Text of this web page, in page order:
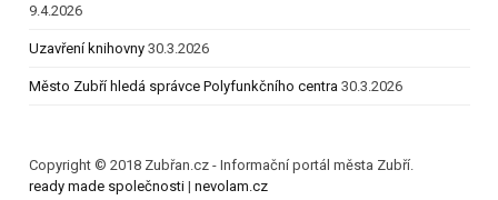
9.4.2026
Uzavření knihovny 30.3.2026
Město Zubří hledá správce Polyfunkčního centra 30.3.2026
Copyright © 2018 Zubřan.cz - Informační portál města Zubří.
ready made společnosti | nevolam.cz